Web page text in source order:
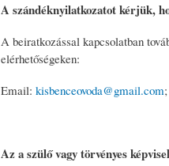
A szándéknyilatkozatot kérjük,
A beiratkozással kapcsolatban
elérhetőségeken:
Email: kisbenceovoda@gmail.com
Az a szülő vagy törvényes